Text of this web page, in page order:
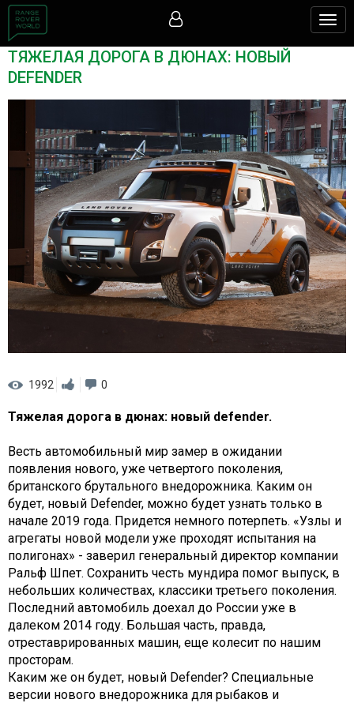
ТЯЖЕЛАЯ ДОРОГА В ДЮНАХ: НОВЫЙ
DEFENDER
1992 0
Тяжелая дорога в дюнах: новый defender.
Весть автомобильный мир замер в ожидании
появления нового, уже четвертого поколения,
британского брутального внедорожника. Каким он
будет, новый Defender, можно будет узнать только в
начале 2019 года. Придется немного потерпеть. «Узлы и
агрегаты новой модели уже проходят испытания на
полигонах» - заверил генеральный директор компании
Ральф Шпет. Сохранить честь мундира помог выпуск, в
небольших количествах, классики третьего поколения.
Последний автомобиль доехал до России уже в
далеком 2014 году. Большая часть, правда,
отреставрированных машин, еще колесит по нашим
просторам.
Каким же он будет, новый Defender? Специальные
версии нового внедорожника для рыбаков и